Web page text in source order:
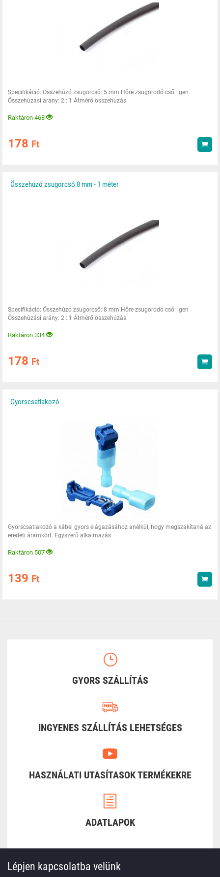
Specifikáció: Összehúzó zsugorcső: 5 mm Hőre zsugorodó cső: igen
Összehúzási arány: 2 : 1 Átmérő összehúzás
Raktáron 468
178 Ft
Összehúzó zsugorcső 8 mm - 1 méter
Specifikáció: Összehúzó zsugorcső: 8 mm Hőre zsugorodó cső: igen
Összehúzási arány: 2 : 1 Átmérő összehúzás
Raktáron 334
178 Ft
Gyorscsatlakozó
Gyorscsatlakozó a kábel gyors elágazásához anélkül, hogy megszakítaná az
eredeti áramkört. Egyszerű alkalmazás
Raktáron 507
139 Ft
GYORS SZÁLLÍTÁS
INGYENES SZÁLLÍTÁS LEHETSÉGES
HASZNÁLATI UTASÍTASOK TERMÉKEKRE
ADATLAPOK
Lépjen kapcsolatba velünk